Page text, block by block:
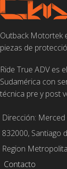
Outback Motortek
piezas de
Ride True ADV es
Sudamérica con
técnica pre y post
Dirección: Merced
832000, Santiago
Region
Contacto